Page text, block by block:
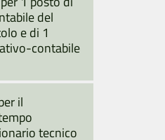
del
e di 1
contabile
il
tecnico